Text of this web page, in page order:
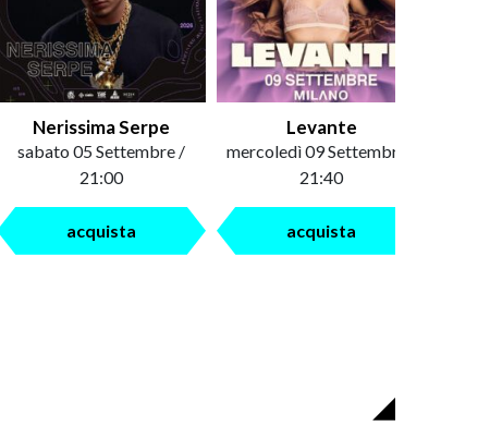
Nerissima Serpe
sabato 05 Settembre /
21:00
acquista
Levante
mercoledì 09 Settembre /
21:40
acquista